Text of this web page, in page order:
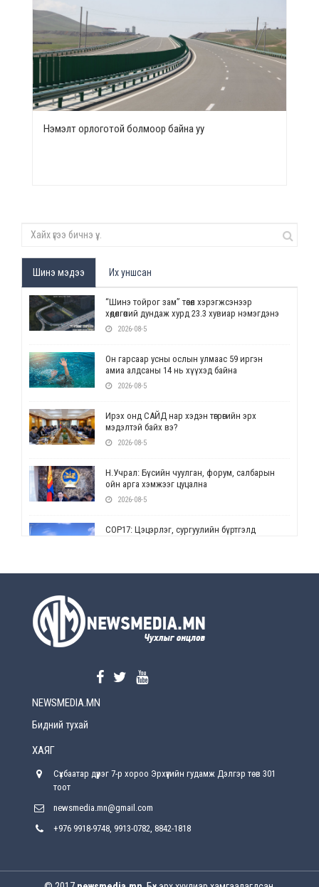
Нэмэлт орлоготой болмоор байна уу
Шинэ мэдээ Их уншсан
“Шинэ тойрог зам” төсөл хэрэгжсэнээр
хөдөлгөөний дундаж хурд 23.3 хувиар нэмэгдэнэ
2026-08-5
Он гарсаар усны ослын улмаас 59 иргэн
амиа алдсаны 14 нь хүүхэд байна
2026-08-5
Ирэх онд САЙД нар хэдэн төгрөгийн эрх
мэдэлтэй байх вэ?
2026-08-5
Н.Учрал: Бүсийн чуулган, форум, салбарын
ойн арга хэмжээг цуцална
2026-08-5
СОР17: Цэцэрлэг, сургуулийн бүртгэлд
2026-08-5
2026-08-5
хүрсэн өгөөжөөрөө ажлаа үнэлж, хэрэгжилтээ
Улсын онцгой комисс өвөлжилтийн бэлтгэл,
NEWSMEDIA.MN
Бидний тухай
ХАЯГ
Сүхбаатар дүүрэг 7-р хороо Эрхүүгийн гудамж Дэлгэр төв 301
тоот
newsmedia.mn@gmail.com
+976 9918-9748, 9913-0782, 8842-1818